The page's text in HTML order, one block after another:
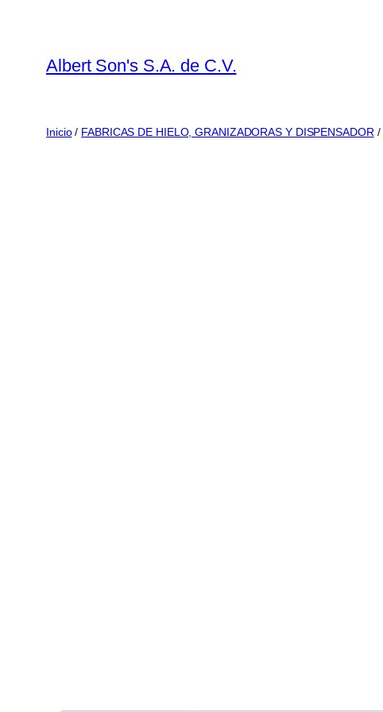
contenidoAlbert Son's S.A. de C.V.
Inicio/ FABRICAS DE HIELO, GRANIZADORAS Y DISPENSADOR /